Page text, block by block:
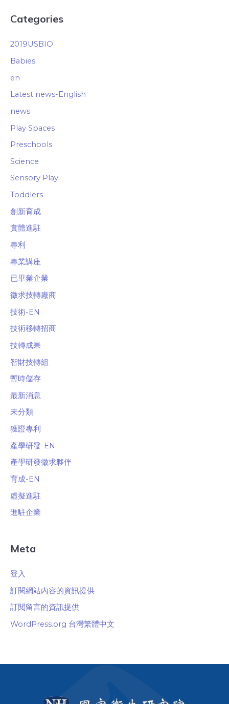
Categories
2019USBIO
Babies
en
Latest news-English
news
Play Spaces
Preschools
Science
Sensory Play
Toddlers
創新育成
實體進駐
專利
專業講座
已畢業企業
徵求技轉廠商
技術-EN
技術移轉招商
技轉成果
智財技轉組
暫時儲存
最新消息
未分類
獲證專利
產學研發-EN
產學研發徵求夥伴
育成-EN
虛擬進駐
進駐企業
Meta
登入
訂閱網站內容的資訊提供
訂閱留言的資訊提供
WordPress.org 台灣繁體中文